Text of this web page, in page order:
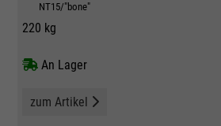
NT15/"bone"
220 kg
An Lager
zum Artikel